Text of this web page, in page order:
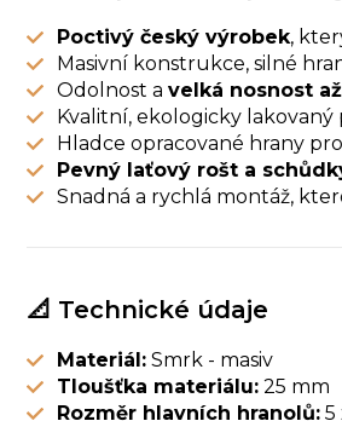
Poctivý český výrobek,
Masivní konstrukce, silné
Odolnost a velká nosnost
Kvalitní, ekologicky
Hladce opracované hrany
Pevný laťový rošt a
Snadná a rychlá montáž,
📐 Technické údaje
Materiál: Smrk - masiv
Tloušťka materiálu: 25 mm
Rozměr hlavních hranolů: 5